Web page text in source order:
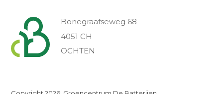
Bonegraafseweg 68
4051 CH
OCHTEN